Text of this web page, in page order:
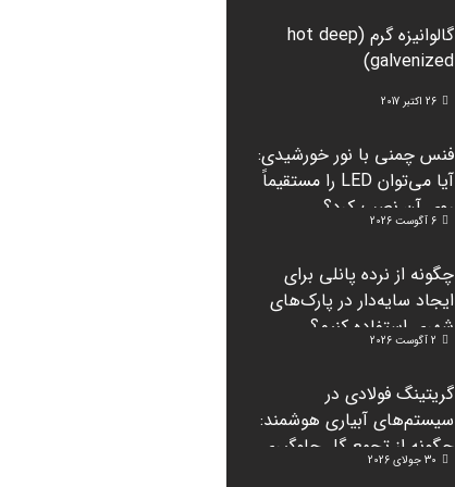
گالوانیزه گرم (hot deep
galvenized)
26 اکتبر 2017
فنس چمنی با نور خورشیدی:
آیا می‌توان LED را مستقیماً
روی آن نصب کرد؟
6 آگوست 2026
چگونه از نرده پانلی برای
ایجاد سایه‌دار در پارک‌های
شهری استفاده کنیم؟
2 آگوست 2026
گریتینگ فولادی در
سیستم‌های آبیاری هوشمند:
چگونه از تجمع گِل جلوگیری
می‌کند؟
30 جولای 2026